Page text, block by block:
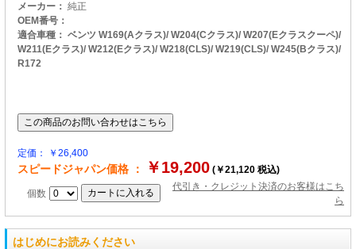
メーカー： 純正
OEM番号：
適合車種： ベンツ W169(Aクラス)/ W204(Cクラス)/ W207(Eクラスクーペ)/
W211(Eクラス)/ W212(Eクラス)/ W218(CLS)/ W219(CLS)/ W245(Bクラス)/
R172
定価： ￥26,400
スピードジャパン価格 ： ￥19,200 (￥21,120 税込)
個数
代引き・クレジット決済のお客様はこち
ら
はじめにお読みください